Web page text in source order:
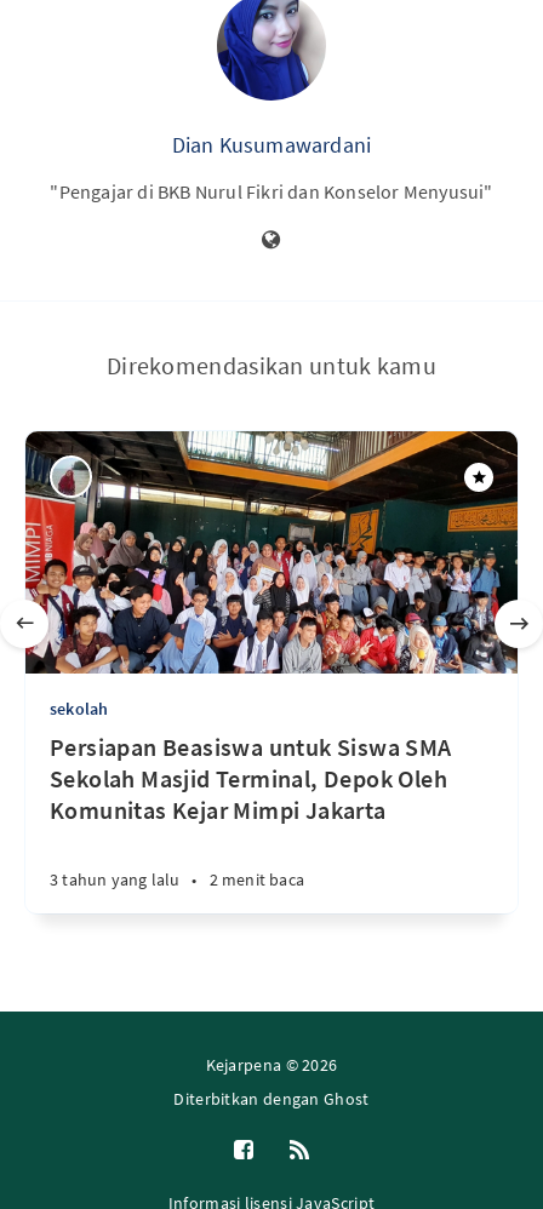
Dian Kusumawardani
"Pengajar di BKB Nurul Fikri dan Konselor Menyusui"
Direkomendasikan untuk kamu
sekolah
Persiapan Beasiswa untuk Siswa SMA
Sekolah Masjid Terminal, Depok Oleh
Komunitas Kejar Mimpi Jakarta
3 tahun yang lalu • 2 menit baca
Kejarpena © 2026
Diterbitkan denganGhost
Informasi lisensi JavaScript